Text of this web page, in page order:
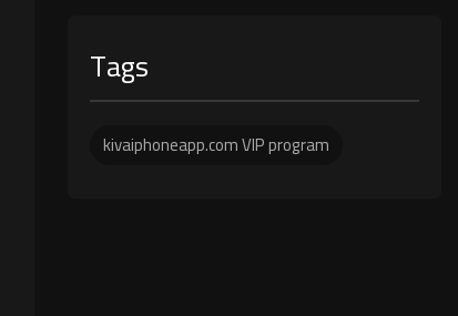
Tags
kivaiphoneapp.com VIP program